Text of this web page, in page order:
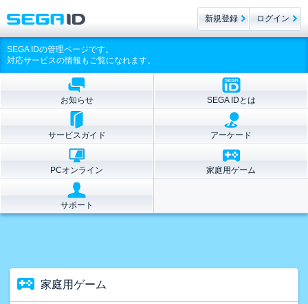
SEGA IDの管理ページです。
対応サービスの情報もご覧になれます。
お知らせ SEGA IDとは
サービスガイド アーケード
PCオンライン 家庭用ゲーム
サポート
家庭用ゲーム
新規登録 ログイン